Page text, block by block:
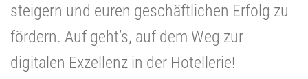
steigern und euren geschäftlichen Erfolg zu
fördern. Auf geht’s, auf dem Weg zur
digitalen Exzellenz in der Hotellerie!